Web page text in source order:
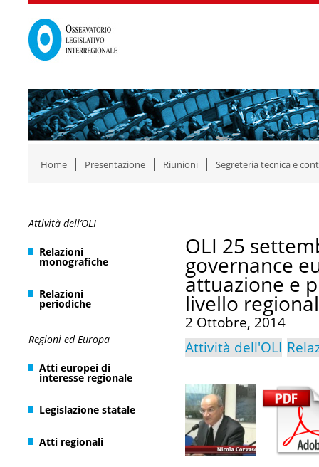
Home Presentazione Riunioni Segreteria tecnica e
Attività dell’OLI
Relazioni
monografiche
Relazioni
periodiche
Regioni ed Europa
Atti europei di
interesse regionale
Legislazione statale
Atti regionali
OLI 25
governance
attuazione e
livello
2 Ottobre, 2014
Attività dell'OLI